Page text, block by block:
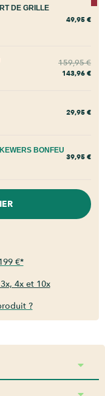
DE GRILLE
49,95 €
159,95€
143,96 €
29,95 €
BONFEU
39,95 €
€*
4x et 10x
?